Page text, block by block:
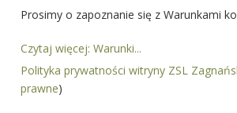
Prosimy o zapoznanie się z Warunkami
Czytaj więcej: Warunki...
Polityka prywatności witryny ZSL
prawne)